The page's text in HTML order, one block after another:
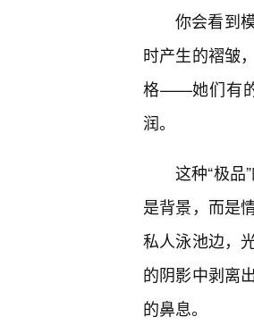
你会看到
时产生的褶皱
格——她们有的
润。
这种“极
是背景，而是
私人泳池边，
的阴影中剥离
的鼻息。